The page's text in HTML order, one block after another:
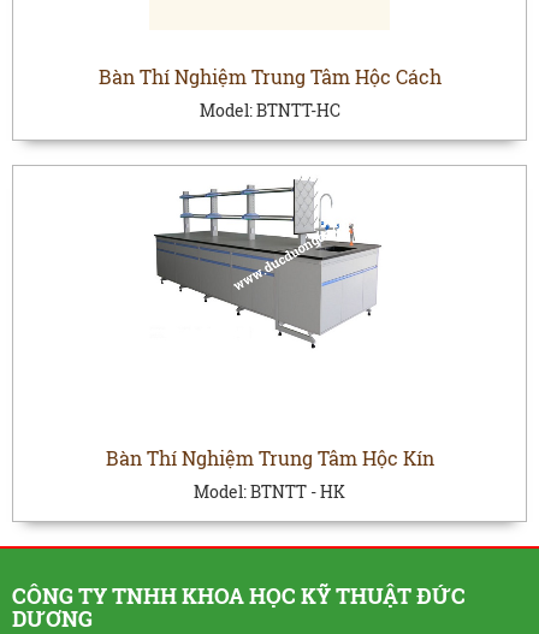
Bàn Thí Nghiệm Trung Tâm Hộc Cách
Model:BTNTT-HC
Bàn Thí Nghiệm Trung Tâm Hộc Kín
Model:BTNTT - HK
CÔNG TY TNHH KHOA HỌC KỸ THUẬT ĐỨC
DƯƠNG